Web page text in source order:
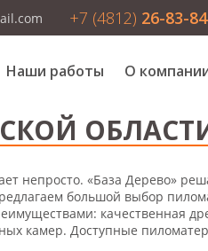
+7 (4812) 26-83-84
Наши работы О
непросто. «База Дерево»
большой выбор
качественная
камер. Доступные